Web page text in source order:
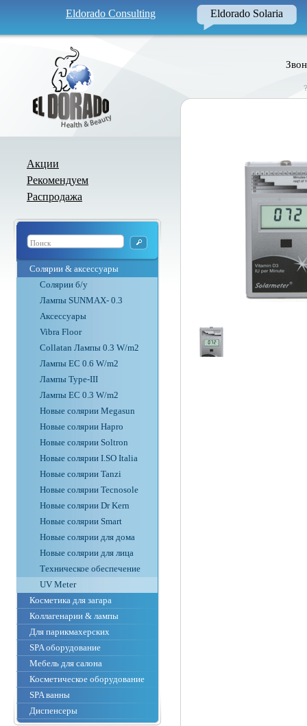
Eldorado Consulting Eldorado Solaria
Акции
Рекомендуем
Распродажа
Солярии & аксессуары
Солярии б/у
Лампы SUNMAX- 0.3
Аксессуары
Vibra Floor
Collatan Лампы 0.3 W/m2
Лампы ЕС 0.6 W/m2
Лампы Type-III
Лампы EC 0.3 W/m2
Новые солярии Megasun
Новые солярии Hapro
Новые солярии Soltron
Новые солярии I.SO Italia
Новые солярии Tanzi
Новые солярии Tecnosole
Новые солярии Dr Kern
Новые солярии Smart
Новые солярии для дома
Новые солярии для лица
Техническое обеспечение
UV Meter
Косметика для загара
Коллагенарии & лампы
Для парикмахерских
SPA оборудование
Мебель для салона
Косметическое оборудование
SPA ванны
Диспенсеры